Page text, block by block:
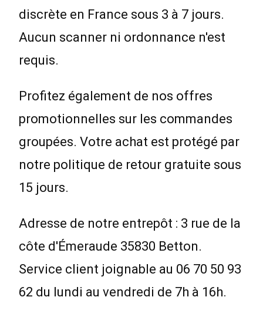
discrète en France sous 3 à 7 jours.
Aucun scanner ni ordonnance n'est
requis.
Profitez également de nos offres
promotionnelles sur les commandes
groupées. Votre achat est protégé par
notre politique de retour gratuite sous
15 jours.
Adresse de notre entrepôt : 3 rue de la
côte d'Émeraude 35830 Betton.
Service client joignable au 06 70 50 93
62 du lundi au vendredi de 7h à 16h.